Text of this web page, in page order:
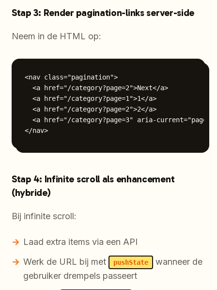
Stap 3: Render pagination-links server-side
Neem in de HTML op:
<nav class="pagination">
  <a href="/category?page=2">Next</a>
  <a href="/category?page=1">1</a>
  <a href="/category?page=2">2</a>
<a href="/category?page=3" aria-
Stap 4: Infinite scroll als enhancement
(hybride)
Bij infinite scroll:
Laad extra items via een API
Werk de URL bij met
pushState
wanneer de
gebruiker drempels passeert